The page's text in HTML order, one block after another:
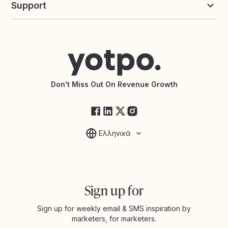
All Solutions
Yotpo vs Okendo
Support
Accessibility Statement
API Documentation
Yotpo StatusDon't Miss Out On Revenue Growth
Ελληνικά
Sign up for
Sign up for weekly email & SMS inspiration by
marketers, for marketers.